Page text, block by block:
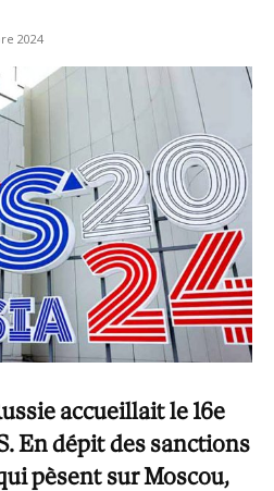
2024
accueillait le 16e
En dépit des sanctions
pèsent sur Moscou,